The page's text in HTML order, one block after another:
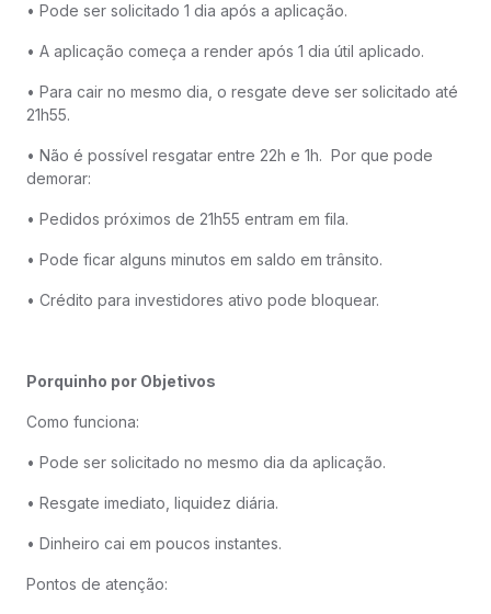
• Pode ser solicitado 1 dia após a aplicação.
• A aplicação começa a render após 1 dia útil aplicado.
• Para cair no mesmo dia, o resgate deve ser solicitado até
21h55.
• Não é possível resgatar entre 22h e 1h. Por que pode
demorar:
• Pedidos próximos de 21h55 entram em fila.
• Pode ficar alguns minutos em saldo em trânsito.
• Crédito para investidores ativo pode bloquear.
Porquinho por Objetivos
Como funciona:
• Pode ser solicitado no mesmo dia da aplicação.
• Resgate imediato, liquidez diária.
• Dinheiro cai em poucos instantes.
Pontos de atenção: